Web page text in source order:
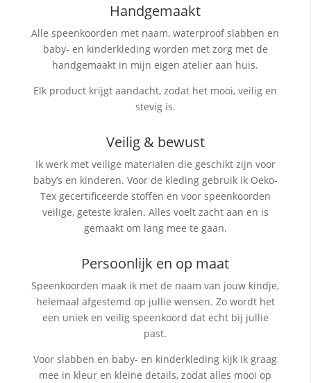
Handgemaakt
Alle speenkoorden met naam, waterproof slabbenen
baby- en kinderkleding worden met zorg met de
handgemaakt in mijn eigen atelier aan huis.
Elk product krijgt aandacht, zodat het mooi, veilig en
stevig is.
Veilig & bewust
Ik werk met veilige materialen die geschikt zijn voor
baby’s en kinderen. Voor de kleding gebruik ik Oeko-
Tex gecertificeerde stoffen en voor speenkoorden
veilige, geteste kralen. Alles voelt zacht aan en is
gemaakt om lang mee te gaan.
Persoonlijk en op maat
Speenkoorden maak ik met de naam van jouw kindje,
helemaal afgestemd op jullie wensen. Zo wordt het
een uniek en veilig speenkoord dat echt bij jullie
past.
Voor slabben en baby- en kinderkleding kijk ik graag
mee in kleur en kleine details, zodat alles mooi op